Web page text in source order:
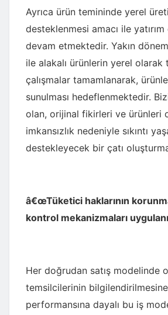
Ayrıca ürün temininde yerel
desteklenmesi amacı ile yatırım
devam etmektedir. Yakın
ile alakalı ürünlerin yerel olarak
çalışmalar tamamlanarak,
sunulması hedeflenmektedir.
olan, orijinal fikirleri ve ürünleri
imkansızlık nedeniyle sıkıntı
destekleyecek bir çatı
â€œTüketici haklarının
kontrol mekanizmaları
Her doğrudan satış modelinde
temsilcilerinin
performansına dayalı bu iş